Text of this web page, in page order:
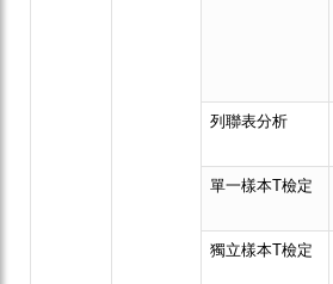
列聯表分析
單一樣本T檢定
獨立樣本T檢定